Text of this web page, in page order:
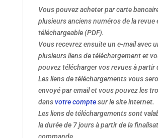
Vous pouvez acheter par carte
plusieurs anciens numéros de la revue
téléchargeable (PDF).
Vous recevrez ensuite un e-mail avec
plusieurs liens de téléchargement et
pouvez télécharger vos revues à partir
Les liens de téléchargements vous
envoyé par email et vous pouvez les
dansvotre comptesur le site internet.
Les liens de téléchargements sont
la durée de 7 jours à partir de la